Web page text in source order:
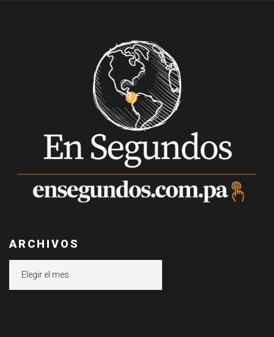
ARCHIVOS